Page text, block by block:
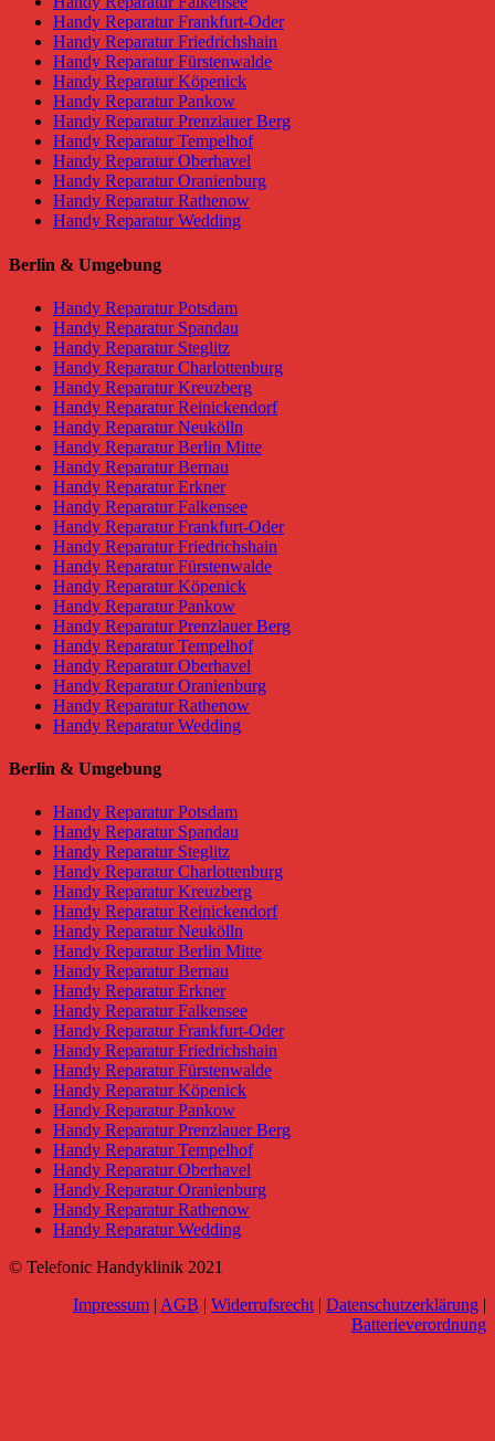
Handy Reparatur Frankfurt-Oder
Handy Reparatur Friedrichshain
Handy Reparatur Fürstenwalde
Handy Reparatur Köpenick
Handy Reparatur Pankow
Handy Reparatur Prenzlauer Berg
Handy Reparatur Tempelhof
Handy Reparatur Oberhavel
Handy Reparatur Oranienburg
Handy Reparatur Rathenow
Handy Reparatur Wedding
Berlin & Umgebung
Handy Reparatur Potsdam
Handy Reparatur Spandau
Handy Reparatur Steglitz
Handy Reparatur Charlottenburg
Handy Reparatur Kreuzberg
Handy Reparatur Reinickendorf
Handy Reparatur Neukölln
Handy Reparatur Berlin Mitte
Handy Reparatur Bernau
Handy Reparatur Erkner
Handy Reparatur Falkensee
Handy Reparatur Frankfurt-Oder
Handy Reparatur Friedrichshain
Handy Reparatur Fürstenwalde
Handy Reparatur Köpenick
Handy Reparatur Pankow
Handy Reparatur Prenzlauer Berg
Handy Reparatur Tempelhof
Handy Reparatur Oberhavel
Handy Reparatur Oranienburg
Handy Reparatur Rathenow
Handy Reparatur Wedding
Berlin & Umgebung
Handy Reparatur Potsdam
Handy Reparatur Spandau
Handy Reparatur Steglitz
Handy Reparatur Charlottenburg
Handy Reparatur Kreuzberg
Handy Reparatur Reinickendorf
Handy Reparatur Neukölln
Handy Reparatur Berlin Mitte
Handy Reparatur Bernau
Handy Reparatur Erkner
Handy Reparatur Falkensee
Handy Reparatur Frankfurt-Oder
Handy Reparatur Friedrichshain
Handy Reparatur Fürstenwalde
Handy Reparatur Köpenick
Handy Reparatur Pankow
Handy Reparatur Prenzlauer Berg
Handy Reparatur Tempelhof
Handy Reparatur Oberhavel
Handy Reparatur Oranienburg
Handy Reparatur Rathenow
Handy Reparatur Wedding
© Telefonic Handyklinik 2021
Impressum | AGB | Widerrufsrecht | Datenschutzerklärung |
Batterieverordnung